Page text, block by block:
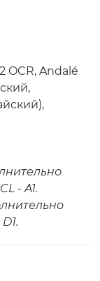
OCR, Andalé
- A1.